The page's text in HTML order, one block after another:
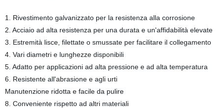
1. Rivestimento galvanizzato per la resistenza alla corrosione
2. Acciaio ad alta resistenza per una durata e un'affidabilità elevate
3. Estremità lisce, filettate o smussate per facilitare il collegamento
4. Vari diametri e lunghezze disponibili
5. Adatto per applicazioni ad alta pressione e ad alta temperatura
6. Resistente all'abrasione e agli urti
Manutenzione ridotta e facile da pulire
8. Conveniente rispetto ad altri materiali